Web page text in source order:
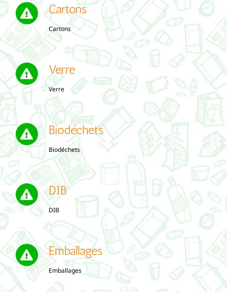
Cartons
Cartons
Verre
Verre
Biodéchets
Biodéchets
DIB
DIB
Emballages
Emballages